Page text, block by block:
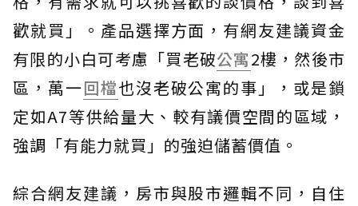
歡就買」。產品選擇方面，有網友建議資金
有限的小白可考慮「買老破公寓2樓，然後市
區，萬一回檔也沒老破公寓的事」，或是鎖
定如A7等供給量大、較有議價空間的區域，
強調「有能力就買」的強迫儲蓄價值。
綜合網友建議，房市與股市邏輯不同，自住